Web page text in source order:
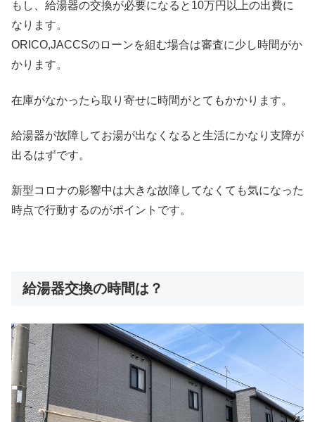
もし、給湯器の交換が必要になると10万円以上の出費に
なります。
ORICO,JACCSのローンを組む場合は審査に少し時間がか
かります。
在庫がなかったら取り寄せに時間がとてもかかります。
給湯器が故障してお湯が出なくなると生活にかなり支障が
出るはずです。
新型コロナの影響中は大きな故障してなくても気になった
時点で行動するのがポイントです。
給湯器交換の時間は？